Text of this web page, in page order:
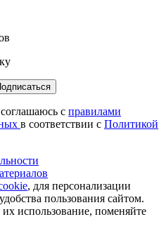
с правилами
в соответствии с Политикой
, для персонализации
пользования сайтом.
использование, поменяйте